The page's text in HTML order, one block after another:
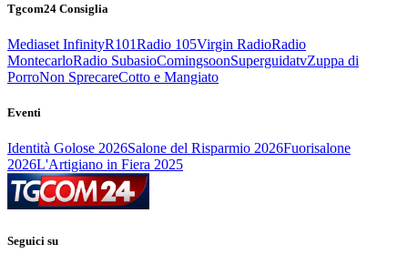
Tgcom24 Consiglia
Mediaset InfinityR101Radio 105Virgin RadioRadio
MontecarloRadio SubasioComingsoonSuperguidatvZuppa di
PorroNon SprecareCotto e Mangiato
Eventi
Identità Golose 2026Salone del Risparmio 2026Fuorisalone
2026L'Artigiano in Fiera 2025
Seguici su